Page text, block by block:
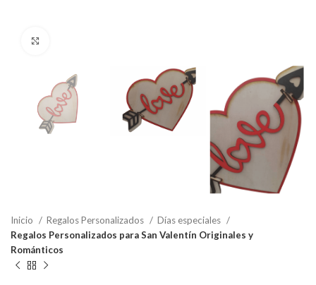
Inicio Regalos Personalizados
Días especiales
Regalos Personalizados para San Valentín Originales y
Románticos